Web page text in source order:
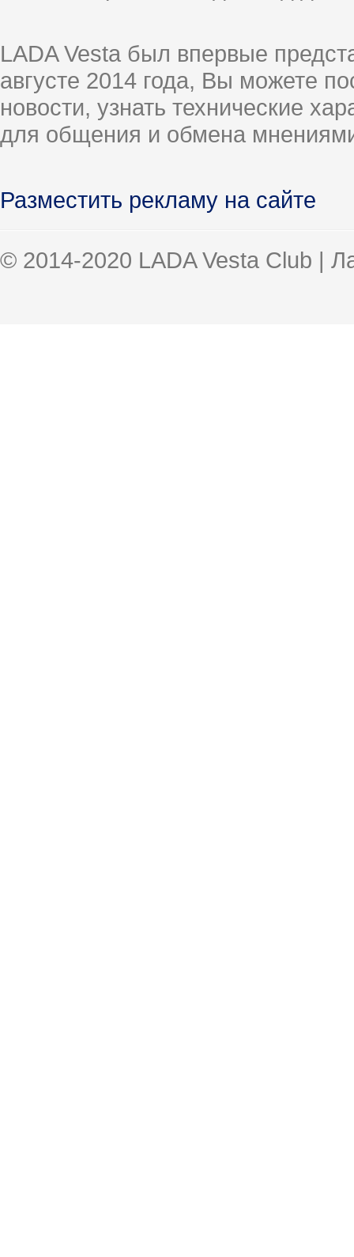
LADA Vesta был впервые
августе 2014 года, Вы можете
новости, узнать технические
для общения и обмена
Разместить рекламу на сайте
© 2014-2020 LADA Vesta Club |